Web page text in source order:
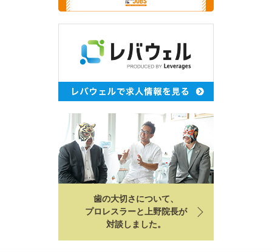
歯の大切さについて、
プロレスラーと上野院長が
対談しました。